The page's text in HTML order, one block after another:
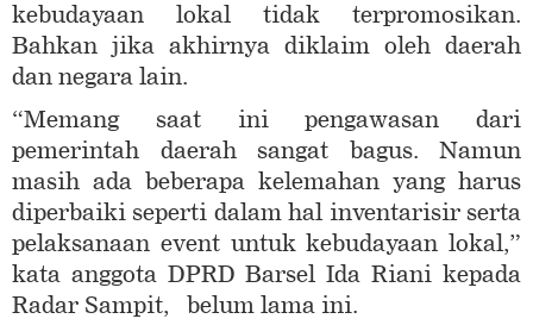
kebudayaan lokal tidak terpromosikan.
Bahkan jika akhirnya diklaim oleh daerah
dan negara lain.
“Memang saat ini pengawasan dari
pemerintah daerah sangat bagus. Namun
masih ada beberapa kelemahan yang harus
diperbaiki seperti dalam hal inventarisir serta
pelaksanaan event untuk kebudayaan lokal,”
kata anggota DPRD Barsel Ida Riani kepada
Radar Sampit, belum lama ini.